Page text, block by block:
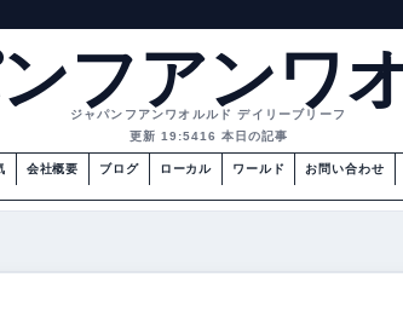
フアンワ
ジャパンフアンワオルルド デイリーブリーフ
更新 19:5416 本日の記事
会社概要 ブログ ローカル ワールド お問い合わせ